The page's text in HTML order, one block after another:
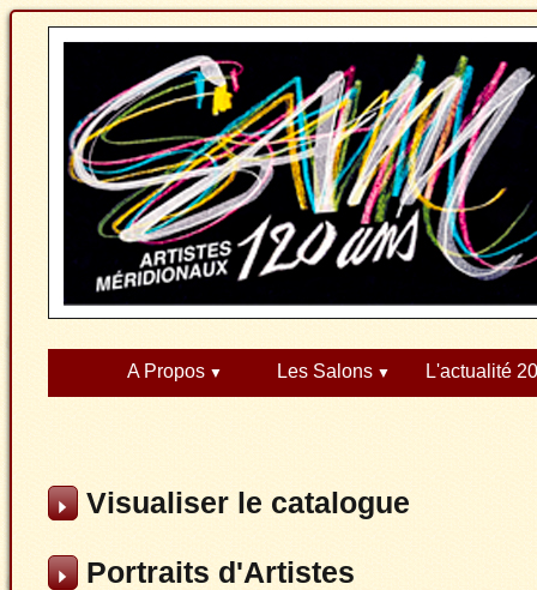
A Propos Les Salons L'actualité
Visualiser le catalogue
Portraits d'Artistes